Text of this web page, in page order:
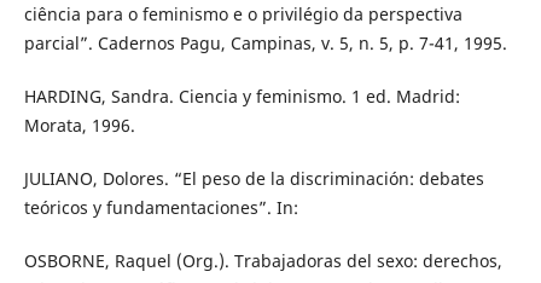
ciência para o feminismo e o privilégio da perspectiva
parcial”. Cadernos Pagu, Campinas, v. 5, n. 5, p. 7-41, 1995.
HARDING, Sandra. Ciencia y feminismo. 1 ed. Madrid:
Morata, 1996.
JULIANO, Dolores. “El peso de la discriminación: debates
teóricos y fundamentaciones”. In:
OSBORNE, Raquel (Org.). Trabajadoras del sexo: derechos,